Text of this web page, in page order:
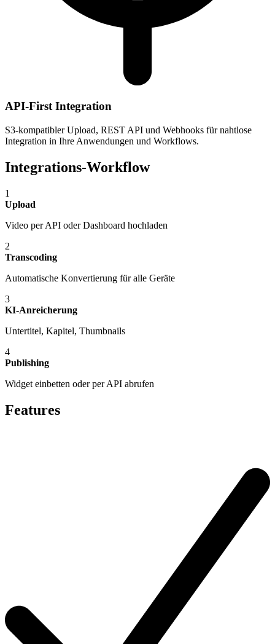
API-First Integration
S3-kompatibler Upload, REST API und Webhooks für nahtlose
Integration in Ihre Anwendungen und Workflows.
Integrations-Workflow
1
Upload
Video per API oder Dashboard hochladen
2
Transcoding
Automatische Konvertierung für alle Geräte
3
KI-Anreicherung
Untertitel, Kapitel, Thumbnails
4
Publishing
Widget einbetten oder per API abrufen
Features